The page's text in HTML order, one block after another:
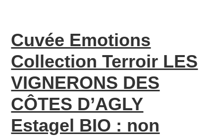
Cuvée Emotions
Collection Terroir LES
VIGNERONS DES
CÔTES D’AGLY
Estagel BIO : non